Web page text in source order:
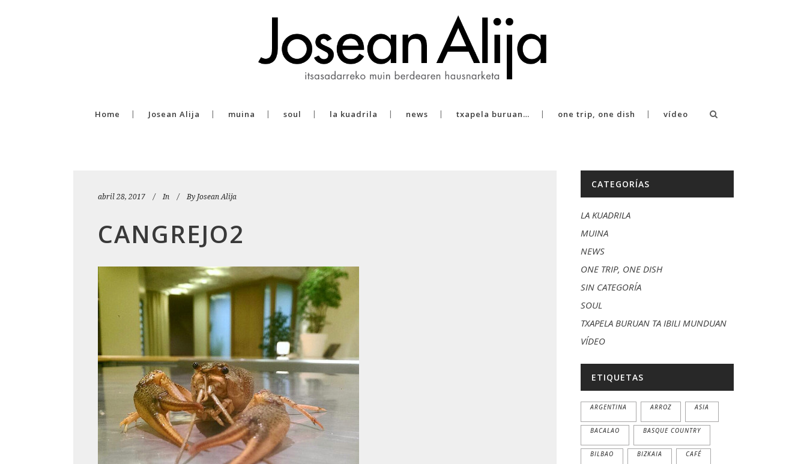
Home Josean Alija muina soul la kuadrila news txapela buruan… one trip, one dish vídeo
abril 28, 2017 In By Josean Alija
CANGREJO2
CATEGORÍAS
LA KUADRILA
MUINA
NEWS
ONE TRIP, ONE DISH
SIN CATEGORÍA
SOUL
TXAPELA BURUAN TA IBILI MUNDUAN
VÍDEO
ETIQUETAS
ARGENTINA ARROZ ASIA
BACALAO BASQUE COUNTRY
BILBAO BIZKAIA CAFÉ